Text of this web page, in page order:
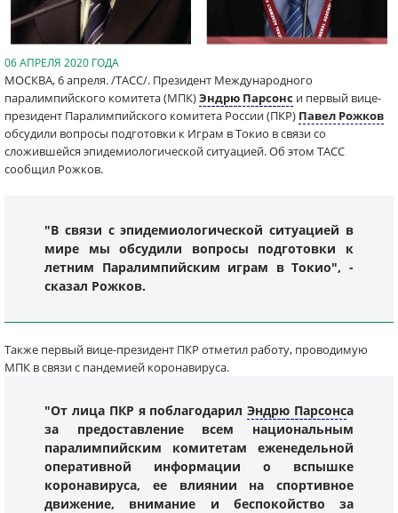
06 АПРЕЛЯ 2020 ГОДА
МОСКВА, 6 апреля. /ТАСС/. Президент Международного
паралимпийского комитета (МПК)Эндрю Парсонс и первый вице-
президент Паралимпийского комитета России (ПКР) Павел Рожков
обсудили вопросы подготовки к Играм в Токио в связи со
сложившейся эпидемиологической ситуацией. Об этом ТАСС
сообщил Рожков.
"В связи с эпидемиологической ситуацией в
мире мы обсудили вопросы подготовки к
летним Паралимпийским играм в Токио", -
сказал Рожков.
Также первый вице-президент ПКР отметил работу, проводимую
МПК в связи с пандемией коронавируса.
"От лица ПКР я поблагодарилЭндрю Парсонса
за предоставление всем национальным
паралимпийским комитетам еженедельной
оперативной информации о вспышке
коронавируса, ее влиянии на спортивное
движение, внимание и беспокойство за